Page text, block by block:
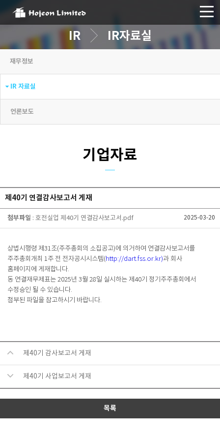
IR IR자료실
재무정보
IR 자료실
언론보도
기업자료
제40기 연결감사보고서 게재
첨부파일 : 호전실업 제40기 연결감사보고서.pdf 2025-03-20
상법시행령 제 31조(주주총회의 소집공고)에 의거하여 연결감사보고서를
주주총회개최 1주 전 전자공시시스템(http://dart.fss.or.kr)과 회사
홈페이지에 게재합니다.
동 연결재무제표는 2025년 3월 28일 실시하는 제40기 정기주주총회에서
수정승인 될 수 있습니다.
첨부된 파일을 참고하시기 바랍니다.
제40기 감사보고서 게재
제40기 사업보고서 게재
목록